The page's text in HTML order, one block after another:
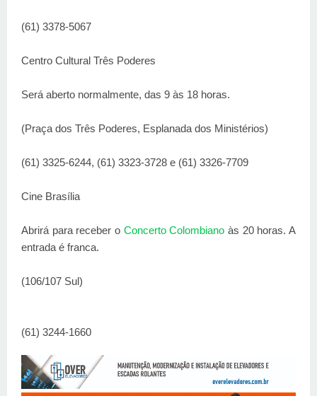
(61) 3378-5067
Centro Cultural Três Poderes
Será aberto normalmente, das 9 às 18 horas.
(Praça dos Três Poderes, Esplanada dos Ministérios)
(61) 3325-6244, (61) 3323-3728 e (61) 3326-7709
Cine Brasília
Abrirá para receber o Concerto Colombiano às 20 horas. A
entrada é franca.
(106/107 Sul)
(61) 3244-1660